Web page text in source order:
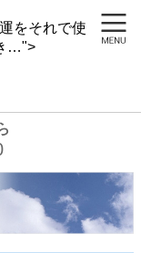
をそれで使い果た
…">